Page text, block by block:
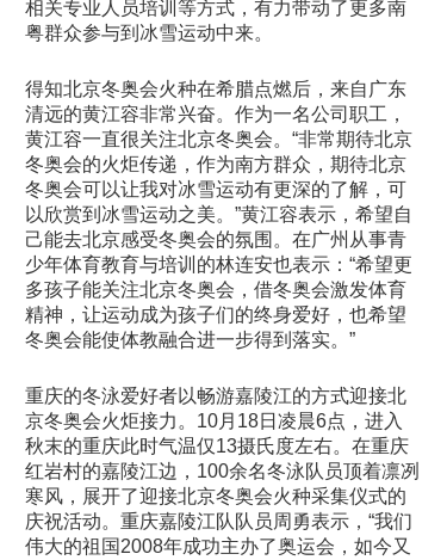
相关专业人员培训等方式，有力带动了更多南
粤群众参与到冰雪运动中来。
得知北京冬奥会火种在希腊点燃后，来自广东
清远的黄江容非常兴奋。作为一名公司职工，
黄江容一直很关注北京冬奥会。“非常期待北京
冬奥会的火炬传递，作为南方群众，期待北京
冬奥会可以让我对冰雪运动有更深的了解，可
以欣赏到冰雪运动之美。”黄江容表示，希望自
己能去北京感受冬奥会的氛围。在广州从事青
少年体育教育与培训的林连安也表示：“希望更
多孩子能关注北京冬奥会，借冬奥会激发体育
精神，让运动成为孩子们的终身爱好，也希望
冬奥会能使体教融合进一步得到落实。”
重庆的冬泳爱好者以畅游嘉陵江的方式迎接北
京冬奥会火炬接力。10月18日凌晨6点，进入
秋末的重庆此时气温仅13摄氏度左右。在重庆
红岩村的嘉陵江边，100余名冬泳队员顶着凛冽
寒风，展开了迎接北京冬奥会火种采集仪式的
庆祝活动。重庆嘉陵江队队员周勇表示，“我们
伟大的祖国2008年成功主办了奥运会，如今又